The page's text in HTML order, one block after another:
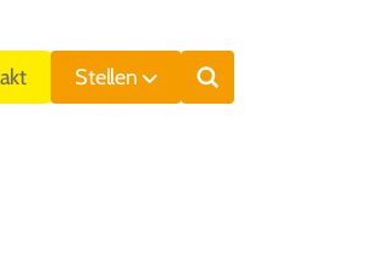
Stellen
Suche